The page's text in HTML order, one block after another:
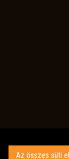
Az összes süti